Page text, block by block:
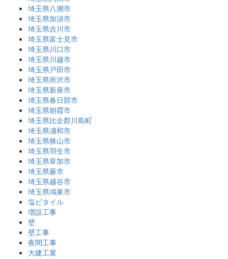
埼玉県八潮市
埼玉県加須市
埼玉県吉川市
埼玉県富士見市
埼玉県川口市
埼玉県川越市
埼玉県戸田市
埼玉県所沢市
埼玉県新座市
埼玉県春日部市
埼玉県朝霞市
埼玉県比企郡川島町
埼玉県浦和市
埼玉県狭山市
埼玉県羽生市
埼玉県草加市
埼玉県蕨市
埼玉県越谷市
埼玉県鴻巣市
塩ビタイル
増設工事
壁
壁工事
夜間工事
大建工業